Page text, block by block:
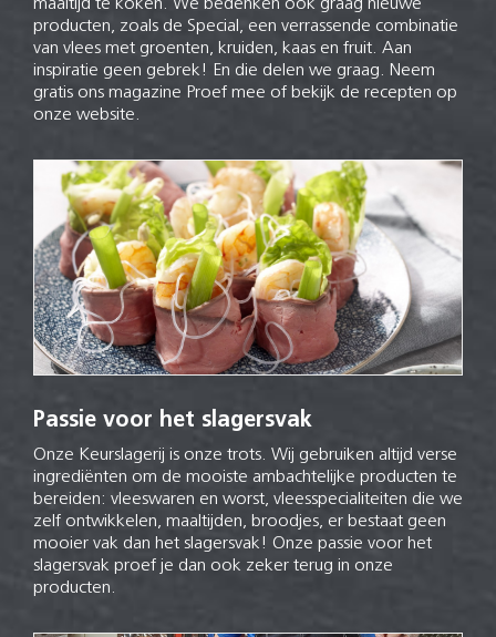
maaltijd te koken. We bedenken ook graag nieuwe
producten, zoals de Special, een verrassende combinatie
van vlees met groenten, kruiden, kaas en fruit. Aan
inspiratie geen gebrek! En die delen we graag. Neem
gratis ons magazine Proef mee of bekijk de recepten op
onze website.
Passie voor het slagersvak
Onze Keurslagerij is onze trots. Wij gebruiken altijd verse
ingrediënten om de mooiste ambachtelijke producten te
bereiden: vleeswaren en worst, vleesspecialiteiten die we
zelf ontwikkelen, maaltijden, broodjes, er bestaat geen
mooier vak dan het slagersvak! Onze passie voor het
slagersvak proef je dan ook zeker terug in onze
producten.